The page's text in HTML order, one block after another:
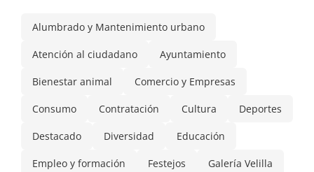
Alumbrado y Mantenimiento urbano
Atención al ciudadano Ayuntamiento
Bienestar animal Comercio y Empresas
Consumo Contratación Cultura Deportes
Destacado Diversidad Educación
Empleo y formación Festejos Galería Velilla